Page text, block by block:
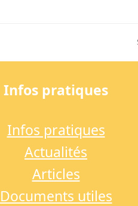
Infos pratiques
Infos pratiques
Actualités
Articles
Documents utiles